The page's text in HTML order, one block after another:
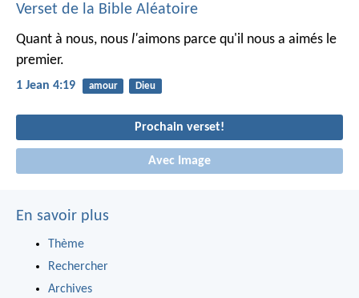
Verset de la Bible Aléatoire
Quant à nous, nous l'aimons parce qu'il nous a aimés le
premier.
1 Jean 4:19 amour Dieu
Prochain verset!
Avec Image
En savoir plus
Thème
Rechercher
Archives